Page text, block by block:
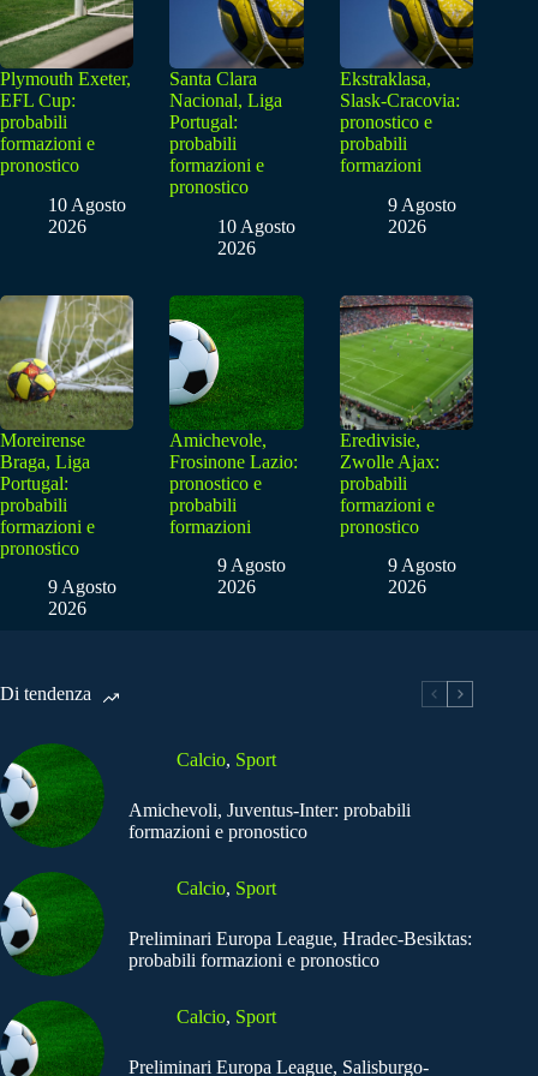
Plymouth Exeter,
EFL Cup:
probabili
formazioni e
pronostico
10 Agosto
2026
Santa Clara
Nacional, Liga
Portugal:
probabili
formazioni e
pronostico
10 Agosto
2026
Ekstraklasa,
Slask-Cracovia:
pronostico e
probabili
formazioni
9 Agosto
2026
Moreirense
Braga, Liga
Portugal:
probabili
formazioni e
pronostico
9 Agosto
2026
Amichevole,
Frosinone Lazio:
pronostico e
probabili
formazioni
9 Agosto
2026
Eredivisie,
Zwolle Ajax:
probabili
formazioni e
pronostico
9 Agosto
2026
Di tendenza
Calcio, Sport
Amichevoli, Juventus-Inter: probabili
formazioni e pronostico
Calcio, Sport
Preliminari Europa League, Hradec-Besiktas:
probabili formazioni e pronostico
Calcio, Sport
Preliminari Europa League, Salisburgo-